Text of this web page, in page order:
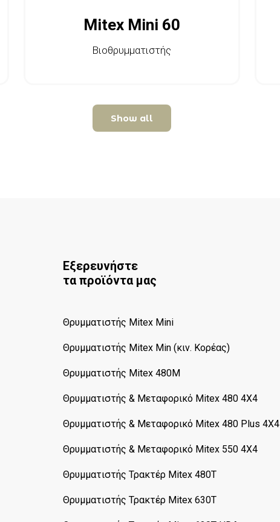
Mitex Mini 60
Βιοθρυμματιστής
Show all
Εξερευνήστε
τα προϊόντα μας
Θρυμματιστής Mitex Mini
Θρυμματιστής Mitex Min (κιν. Κορέας)
Θρυμματιστής Mitex 480M
Θρυμματιστής & Μεταφορικό Mitex 480 4X4
Θρυμματιστής & Μεταφορικό Mitex 480 Plus 4X4
Θρυμματιστής & Μεταφορικό Mitex 550 4X4
Θρυμματιστής Τρακτέρ Mitex 480T
Θρυμματιστής Τρακτέρ Mitex 630T